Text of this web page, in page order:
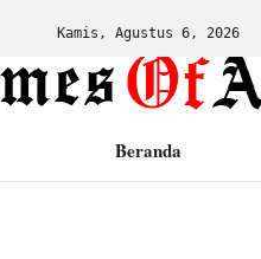
Kamis, Agustus 6, 2026
Beranda